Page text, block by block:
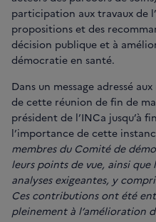
participation aux travaux de
propositions et des
décision publique et à
démocratie en santé.
Dans un message adressé
de cette réunion de fin de
président de l’INCa jusqu’à
l’importance de cette
membres du Comité de
leurs points de vue, ainsi
analyses exigeantes, y
Ces contributions ont été
pleinement à l’amélioration